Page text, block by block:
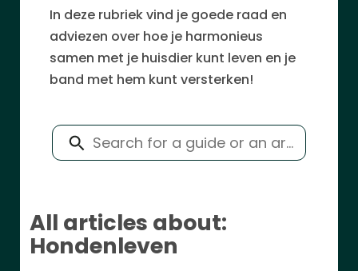
In deze rubriek vind je goede raad en
adviezen over hoe je harmonieus
samen met je huisdier kunt leven en je
band met hem kunt versterken!
All articles about:
Hondenleven